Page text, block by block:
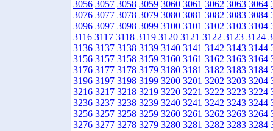
3056 3057 3058 3059 3060 3061 3062 3063 3064
3076 3077 3078 3079 3080 3081 3082 3083 3084
3096 3097 3098 3099 3100 3101 3102 3103 3104
3116 3117 3118 3119 3120 3121 3122 3123 3124
3136 3137 3138 3139 3140 3141 3142 3143 3144
3156 3157 3158 3159 3160 3161 3162 3163 3164
3176 3177 3178 3179 3180 3181 3182 3183 3184
3196 3197 3198 3199 3200 3201 3202 3203 3204
3216 3217 3218 3219 3220 3221 3222 3223 3224
3236 3237 3238 3239 3240 3241 3242 3243 3244
3256 3257 3258 3259 3260 3261 3262 3263 3264
3276 3277 3278 3279 3280 3281 3282 3283 3284